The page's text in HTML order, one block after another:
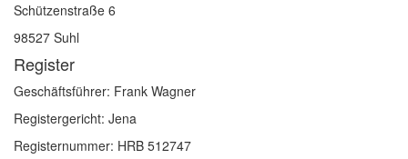
Schützenstraße 6
98527 Suhl
Register
Geschäftsführer: Frank Wagner
Registergericht: Jena
Registernummer: HRB 512747